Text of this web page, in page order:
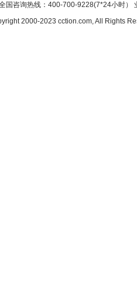
国咨询热线：400-700-9228(7*24小时）
2000-2023 cction.com, All Rights